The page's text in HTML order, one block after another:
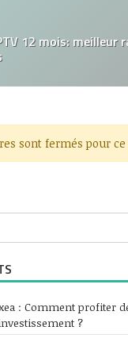
12 mois: meilleur
sont fermés pour ce
: Comment profiter
?